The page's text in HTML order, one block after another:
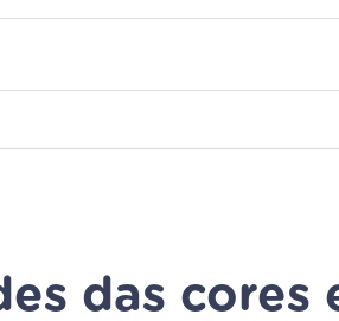
das cores